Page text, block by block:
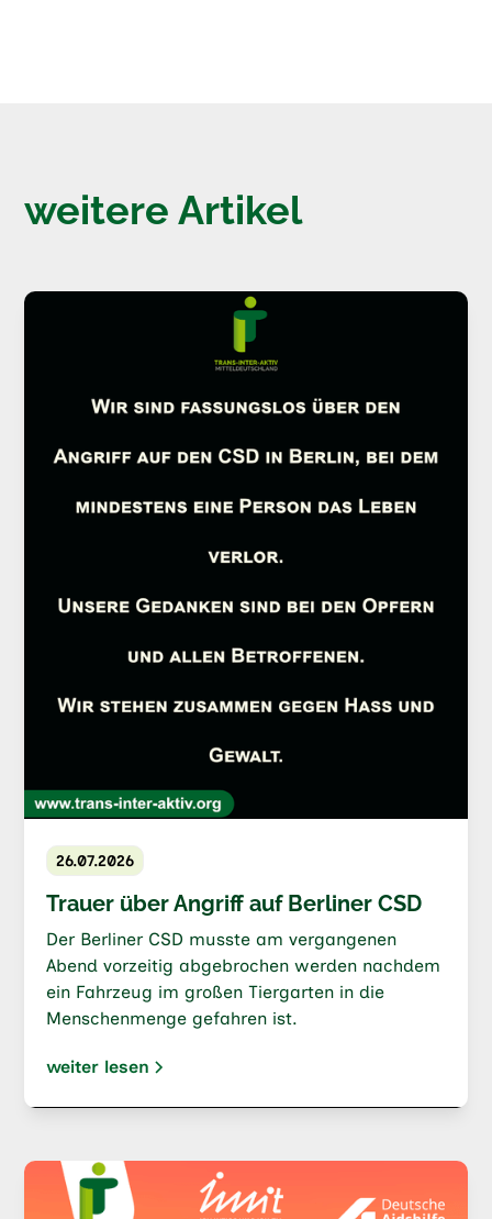
weitere Artikel
26.07.2026
Trauer über Angriff auf Berliner CSD
Der Berliner CSD musste am vergangenen
Abend vorzeitig abgebrochen werden nachdem
ein Fahrzeug im großen Tiergarten in die
Menschenmenge gefahren ist.
weiter lesen